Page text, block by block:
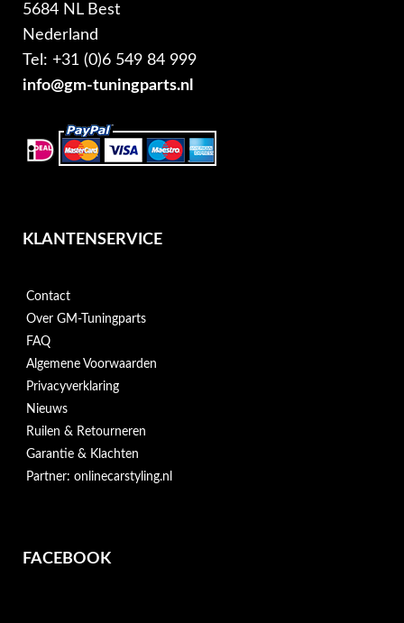
5684 NL Best
Nederland
Tel: +31 (0)6 549 84 999
info@gm-tuningparts.nl
KLANTENSERVICE
Contact
Over GM-Tuningparts
FAQ
Algemene Voorwaarden
Privacyverklaring
Nieuws
Ruilen & Retourneren
Garantie & Klachten
Partner: onlinecarstyling.nl
FACEBOOK